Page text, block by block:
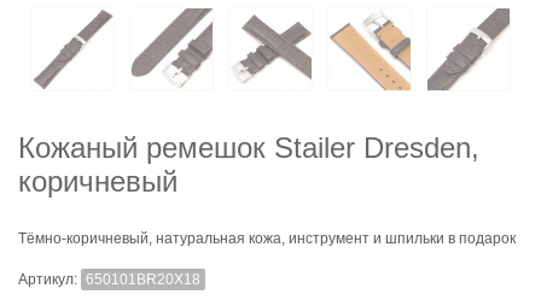
Кожаный ремешок Stailer Dresden,
коричневый
Тёмно-коричневый, натуральная кожа, инструмент и шпильки в подарок
Артикул: 650101BR20X18